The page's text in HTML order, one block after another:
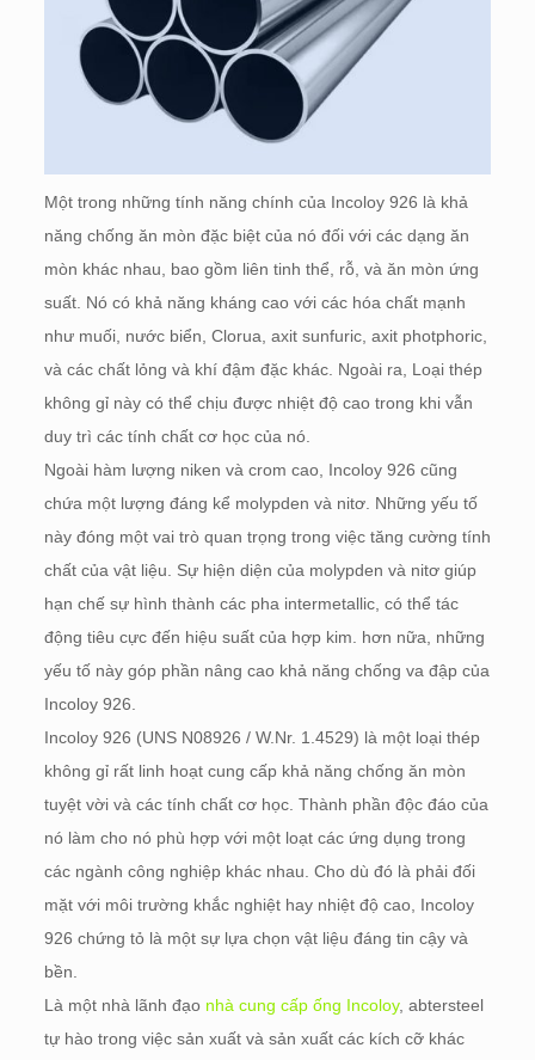
Một trong những tính năng chính của Incoloy 926 là khả
năng chống ăn mòn đặc biệt của nó đối với các dạng ăn
mòn khác nhau, bao gồm liên tinh thể, rỗ, và ăn mòn ứng
suất. Nó có khả năng kháng cao với các hóa chất mạnh
như muối, nước biển, Clorua, axit sunfuric, axit photphoric,
và các chất lỏng và khí đậm đặc khác. Ngoài ra, Loại thép
không gỉ này có thể chịu được nhiệt độ cao trong khi vẫn
duy trì các tính chất cơ học của nó.
Ngoài hàm lượng niken và crom cao, Incoloy 926 cũng
chứa một lượng đáng kể molypden và nitơ. Những yếu tố
này đóng một vai trò quan trọng trong việc tăng cường tính
chất của vật liệu. Sự hiện diện của molypden và nitơ giúp
hạn chế sự hình thành các pha intermetallic, có thể tác
động tiêu cực đến hiệu suất của hợp kim. hơn nữa, những
yếu tố này góp phần nâng cao khả năng chống va đập của
Incoloy 926.
Incoloy 926 (UNS N08926 / W.Nr. 1.4529) là một loại thép
không gỉ rất linh hoạt cung cấp khả năng chống ăn mòn
tuyệt vời và các tính chất cơ học. Thành phần độc đáo của
nó làm cho nó phù hợp với một loạt các ứng dụng trong
các ngành công nghiệp khác nhau. Cho dù đó là phải đối
mặt với môi trường khắc nghiệt hay nhiệt độ cao, Incoloy
926 chứng tỏ là một sự lựa chọn vật liệu đáng tin cậy và
bền.
Là một nhà lãnh đạo nhà cung cấp ống Incoloy, abtersteel
tự hào trong việc sản xuất và sản xuất các kích cỡ khác